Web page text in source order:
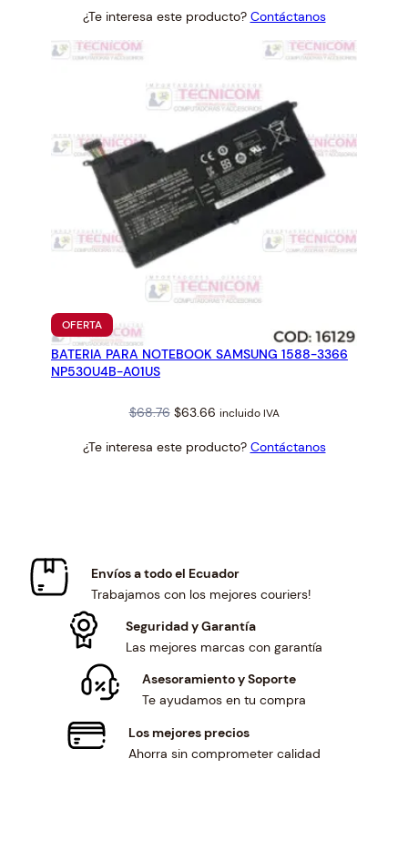
was: is:
¿Te interesa este producto? Contáctanos
OFERTAPRODUCTO
EN
OFERTA
BATERIA PARA NOTEBOOK SAMSUNG 1588-3366
NP530U4B-A01US
$68.76 Original
was:
$63.66Current
is:
incluido IVA
¿Te interesa este producto? Contáctanos
Envíos a todo el Ecuador
Trabajamos con los mejores couriers!
Seguridad y Garantía
Las mejores marcas con garantía
Asesoramiento y Soporte
Te ayudamos en tu compra
Los mejores precios
Ahorra sin comprometer calidad